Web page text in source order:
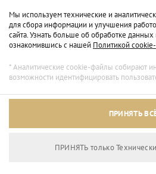
Мы используем технические и
для сбора информации и улучшения
сайта. Узнать больше об обработке
ознакомившись с нашей Политикой
* Аналитические cookie-файлы собирают
возможности идентифицировать
ПРИНЯТЬ
ПРИНЯТЬ только